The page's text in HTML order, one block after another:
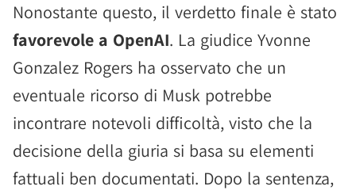
Nonostante questo, il verdetto finale è stato
favorevole a OpenAI. La giudice Yvonne
Gonzalez Rogers ha osservato che un
eventuale ricorso di Musk potrebbe
incontrare notevoli difficoltà, visto che la
decisione della giuria si basa su elementi
fattuali ben documentati. Dopo la sentenza,